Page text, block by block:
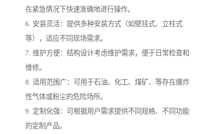
在紧急情况下快速准确地进行操作。
6. 安装灵活：提供多种安装方式（如壁挂式、立柱式
等），适应不同现场需求。
7. 维护方便：结构设计考虑维护需求，便于日常检查和
维修。
8. 适用范围广：可用于石油、化工、煤矿、等存在爆炸
性气体或粉尘的危险场所。
9. 定制化强：可根据用户需求提供不同规格、不同功能
的定制产品。